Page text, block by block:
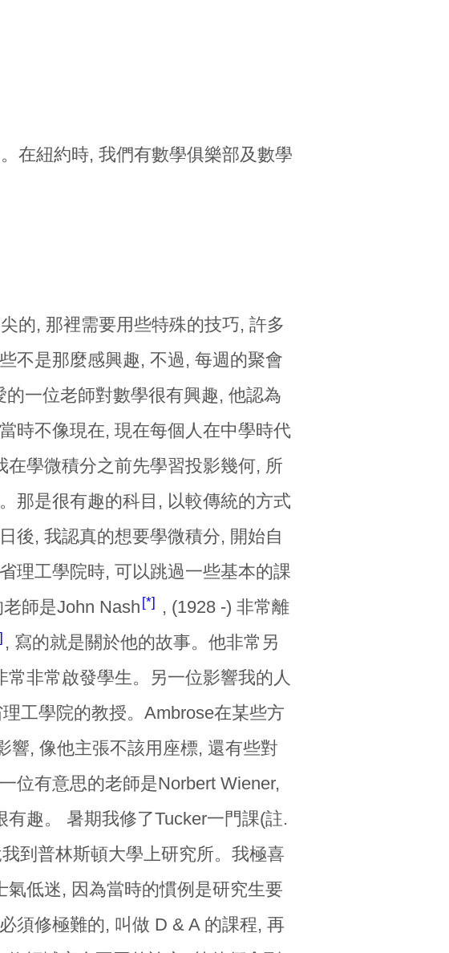
在紐約時, 我們有數學俱樂部及數學
的, 那裡需要用些特殊的技巧, 許多
不是那麼感興趣, 不過, 每週的聚會
一位老師對數學很有興趣, 他認為
時不像現在, 現在每個人在中學時代
學微積分之前先學習投影幾何, 所
那是很有趣的科目, 以較傳統的方式
後, 我認真的想要學微積分, 開始自
理工學院時, 可以跳過一些基本的課
師是John Nash *
, (1928 -) 非常離
, 寫的就是關於他的故事。他非常另
非常啟發學生。另一位影響我的人
工學院的教授。Ambrose在某些方
響, 像他主張不該用座標, 還有些對
位有意思的老師是Norbert Wiener,
趣。 暑期我修了Tucker一門課(註.
到普林斯頓大學上研究所。我極喜
低迷, 因為當時的慣例是研究生要
須修極難的, 叫做 D & A 的課程, 再